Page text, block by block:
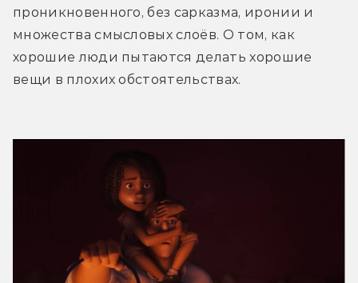
проникновенного, без сарказма, иронии и
множества смысловых слоёв. О том, как
хорошие люди пытаются делать хорошие
вещи в плохих обстоятельствах.